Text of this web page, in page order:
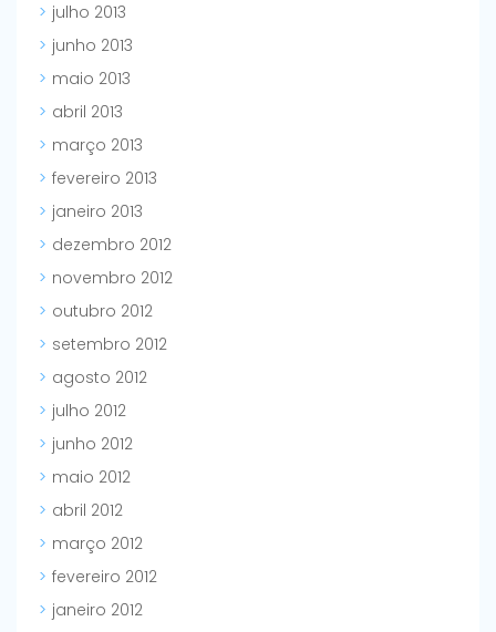
julho 2013
junho 2013
maio 2013
abril 2013
março 2013
fevereiro 2013
janeiro 2013
dezembro 2012
novembro 2012
outubro 2012
setembro 2012
agosto 2012
julho 2012
junho 2012
maio 2012
abril 2012
março 2012
fevereiro 2012
janeiro 2012